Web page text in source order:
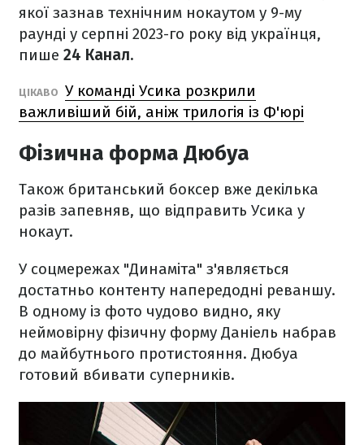
якої зазнав технічним нокаутом у 9-му
раунді у серпні 2023-го року від українця,
пише 24 Канал.
ЦІКАВО У команді Усика розкрили
важливіший бій, аніж трилогія із Ф'юрі
Фізична форма Дюбуа
Також британський боксер вже декілька
разів запевняв, що відправить Усика у
нокаут.
У соцмережах "Динаміта" з'являється
достатньо контенту напередодні реваншу.
В одному із фото чудово видно, яку
неймовірну фізичну форму Даніель набрав
до майбутнього протистояння. Дюбуа
готовий вбивати суперників.